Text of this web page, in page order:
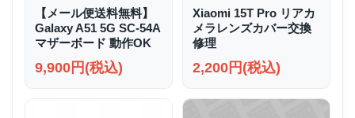
【メール便送料無料】
Galaxy A51 5G SC-54A
マザーボード 動作OK
9,900円(税込)
Xiaomi 15T Pro リアカ
メラレンズカバー交換
修理
2,200円(税込)